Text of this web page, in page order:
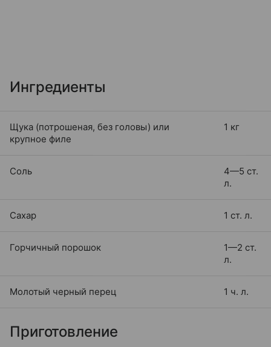
Ингредиенты
Щука (потрошеная, без головы) или
крупное филе
1 кг
Соль
4—5 ст.
л.
Сахар 1 ст. л.
Горчичный порошок
1—2 ст.
л.
Молотый черный перец 1 ч. л.
Приготовление